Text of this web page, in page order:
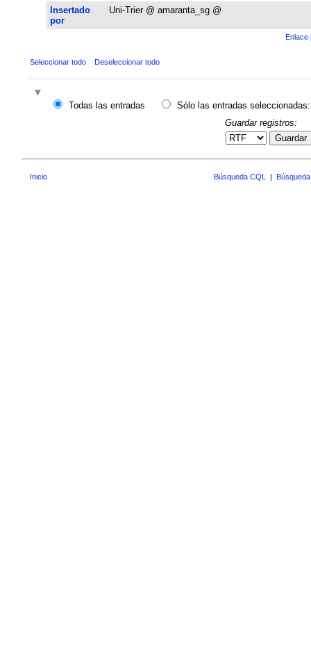
Insertado
por
Uni-Trier @ amaranta_sg @
Enlace
Seleccionar todo Deseleccionar todo
Todas las entradas
Sólo las entradas seleccionadas:
Guardar registros:
Guardar
Inicio Búsqueda CQL